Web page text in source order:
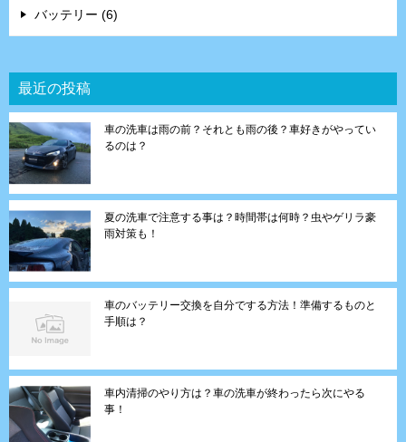
バッテリー (6)
最近の投稿
車の洗車は雨の前？それとも雨の後？車好きがやってい
るのは？
夏の洗車で注意する事は？時間帯は何時？虫やゲリラ豪
雨対策も！
車のバッテリー交換を自分でする方法！準備するものと
手順は？
車内清掃のやり方は？車の洗車が終わったら次にやる
事！